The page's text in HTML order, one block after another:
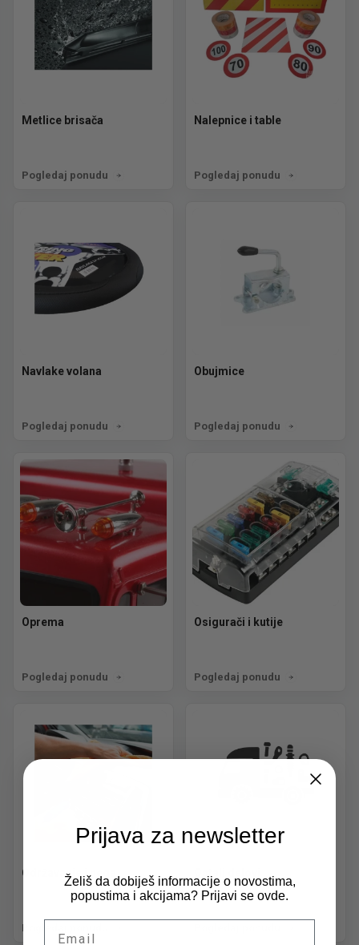
Metlice brisača
Pogledaj ponudu
Nalepnice i table
Pogledaj ponudu
Navlake volana
Pogledaj ponudu
Obujmice
Pogledaj ponudu
Oprema
Pogledaj ponudu
Osigurači i kutije
Pogledaj ponudu
Održavanje i nega
Pogledaj ponudu
Prijava za newsletter
Želiš da dobiješ informacije o novostima,
popustima i akcijama? Prijavi se ovde.